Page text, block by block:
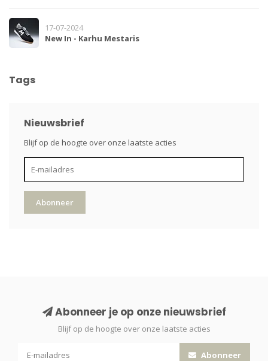
17-07-2024
New In - Karhu Mestaris
Tags
Nieuwsbrief
Blijf op de hoogte over onze laatste acties
Abonneer
Abonneer je op onze nieuwsbrief
Blijf op de hoogte over onze laatste acties
Abonneer